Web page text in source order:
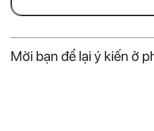
Mời bạn để lại ý kiến ở